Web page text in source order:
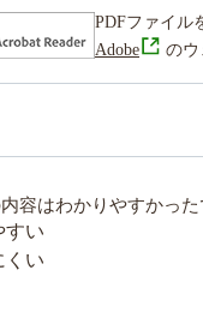
PDFファイル
Adobe
のウ
容はわかりやすかった
すい
くい